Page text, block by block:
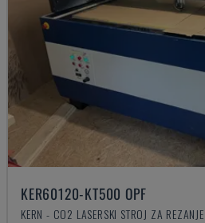
KER60120-KT500 OPF
KERN - CO2 LASERSKI STROJ ZA REZANJE